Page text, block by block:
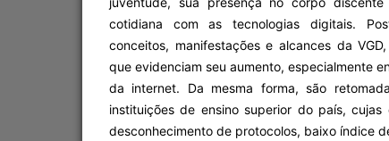
cotidiana com as tecnologias digitais.
conceitos, manifestações e alcances da
que evidenciam seu aumento, especialmente
da internet. Da mesma forma, são
instituições de ensino superior do país,
desconhecimento de protocolos, baixo índice